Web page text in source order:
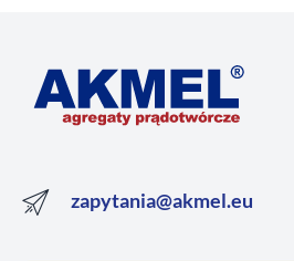
zapytania@akmel.eu